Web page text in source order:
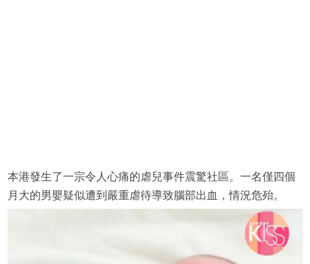
本港發生了一宗令人心痛的虐兒事件震驚社區。一名僅四個
月大的男嬰疑似遭到嚴重虐待導致腦部出血，情況危殆。